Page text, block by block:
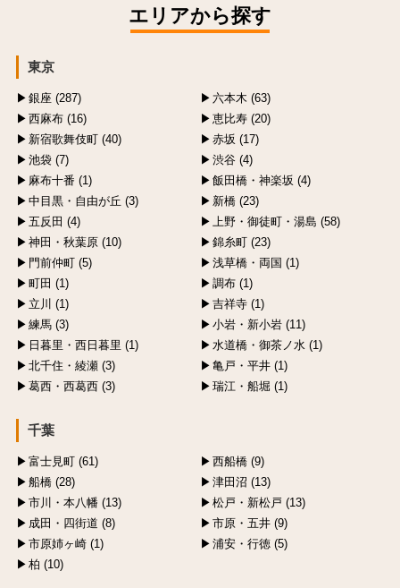
エリアから探す
東京
銀座 (287)
六本木 (63)
西麻布 (16)
恵比寿 (20)
新宿歌舞伎町 (40)
赤坂 (17)
池袋 (7)
渋谷 (4)
麻布十番 (1)
飯田橋・神楽坂 (4)
中目黒・自由が丘 (3)
新橋 (23)
五反田 (4)
上野・御徒町・湯島 (58)
神田・秋葉原 (10)
錦糸町 (23)
門前仲町 (5)
浅草橋・両国 (1)
町田 (1)
調布 (1)
立川 (1)
吉祥寺 (1)
練馬 (3)
小岩・新小岩 (11)
日暮里・西日暮里 (1)
水道橋・御茶ノ水 (1)
北千住・綾瀬 (3)
亀戸・平井 (1)
葛西・西葛西 (3)
瑞江・船堀 (1)
千葉
富士見町 (61)
西船橋 (9)
船橋 (28)
津田沼 (13)
市川・本八幡 (13)
松戸・新松戸 (13)
成田・四街道 (8)
市原・五井 (9)
市原姉ヶ崎 (1)
浦安・行徳 (5)
柏 (10)